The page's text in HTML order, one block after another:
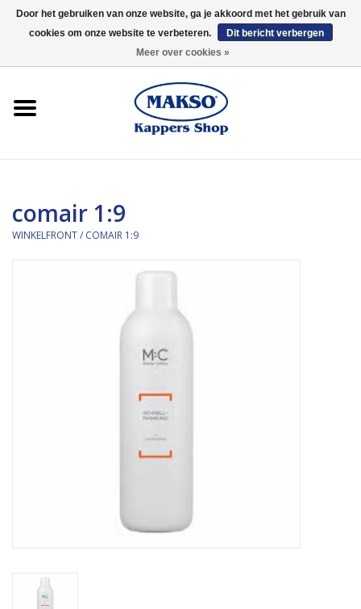
0 Artikelen - €0,00
Kaaral
comair 1:9
WINKELFRONT/ COMAIR 1:9
Door het gebruiken van onze website, ga je akkoord met het gebruik van
cookies om onze website te verbeteren.
Dit bericht verbergen
Meer over cookies »